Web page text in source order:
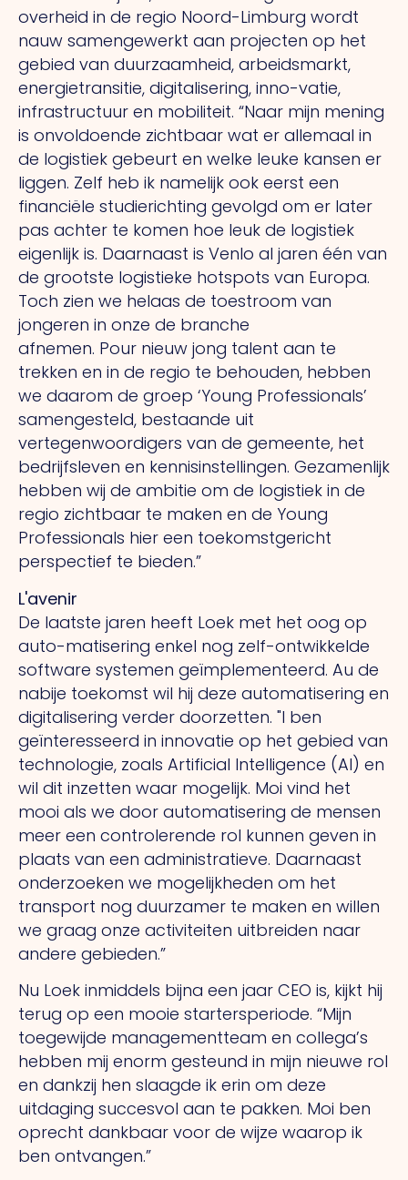
overheid in de regio Noord-Limburg wordt
nauw samengewerkt aan projecten op het
gebied van duurzaamheid, arbeidsmarkt,
energietransitie, digitalisering, inno-vatie,
infrastructuur en mobiliteit. “Naar mijn mening
is onvoldoende zichtbaar wat er allemaal in
de logistiek gebeurt en welke leuke kansen er
liggen. Zelf heb ik namelijk ook eerst een
financiële studierichting gevolgd om er later
pas achter te komen hoe leuk de logistiek
eigenlijk is. Daarnaast is Venlo al jaren één van
de grootste logistieke hotspots van Europa.
Toch zien we helaas de toestroom van
jongeren in onze de branche
afnemen. Pour nieuw jong talent aan te
trekken en in de regio te behouden, hebben
we daarom de groep ‘Young Professionals’
samengesteld, bestaande uit
vertegenwoordigers van de gemeente, het
bedrijfsleven en kennisinstellingen. Gezamenlijk
hebben wij de ambitie om de logistiek in de
regio zichtbaar te maken en de Young
Professionals hier een toekomstgericht
perspectief te bieden.”
L'avenir
De laatste jaren heeft Loek met het oog op
auto-matisering enkel nog zelf-ontwikkelde
software systemen geïmplementeerd. Au de
nabije toekomst wil hij deze automatisering en
digitalisering verder doorzetten. "I ben
geïnteresseerd in innovatie op het gebied van
technologie, zoals Artificial Intelligence (AI) en
wil dit inzetten waar mogelijk. Moi vind het
mooi als we door automatisering de mensen
meer een controlerende rol kunnen geven in
plaats van een administratieve. Daarnaast
onderzoeken we mogelijkheden om het
transport nog duurzamer te maken en willen
we graag onze activiteiten uitbreiden naar
andere gebieden.”
Nu Loek inmiddels bijna een jaar CEO is, kijkt hij
terug op een mooie startersperiode. “Mijn
toegewijde managementteam en collega’s
hebben mij enorm gesteund in mijn nieuwe rol
en dankzij hen slaagde ik erin om deze
uitdaging succesvol aan te pakken. Moi ben
oprecht dankbaar voor de wijze waarop ik
ben ontvangen.”